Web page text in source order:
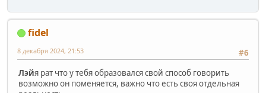
fidel
#6
8 декабря 2024, 21:53
Лэйя рат что у тебя образовался свой способ говорить
возможно он поменяется, важно что есть своя отдельная